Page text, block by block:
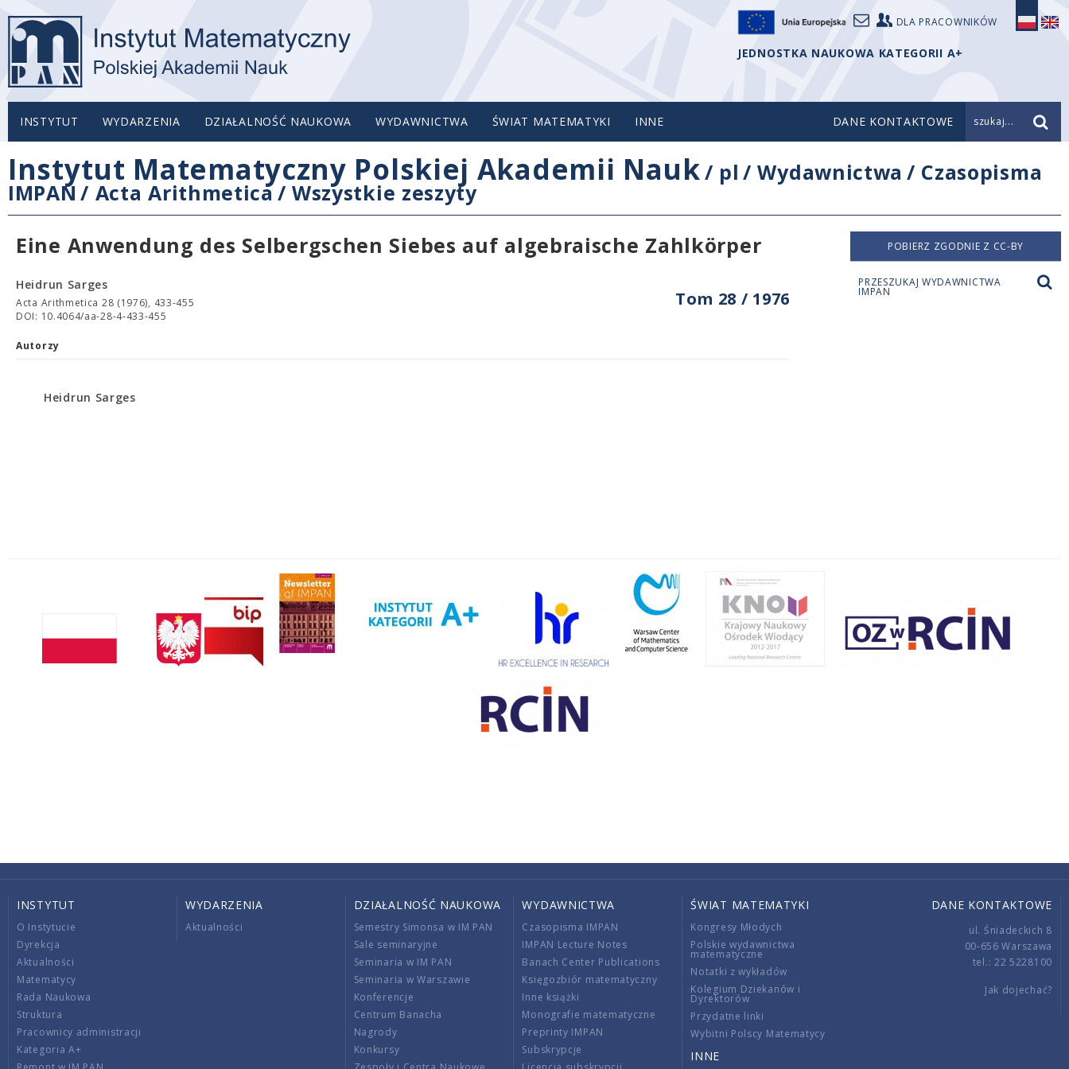
DLA PRACOWNIKÓW
JEDNOSTKA NAUKOWA KATEGORII A+
INSTYTUT WYDARZENIA DZIAŁALNOŚĆ NAUKOWA WYDAWNICTWA ŚWIAT MATEMATYKI INNE DANE KONTAKTOWE szukaj...
Instytut Matematyczny Polskiej Akademii Nauk/ pl /Wydawnictwa / Czasopisma
IMPAN / Acta Arithmetica/ Wszystkie zeszyty
Eine Anwendung des Selbergschen Siebes auf algebraische Zahlkörper
Tom 28 / 1976
Heidrun Sarges
Acta Arithmetica 28 (1976), 433-455
DOI: 10.4064/aa-28-4-433-455
Autorzy
Heidrun Sarges
POBIERZ ZGODNIE Z CC-BY
PRZESZUKAJ WYDAWNICTWA
IMPAN
INSTYTUT
O Instytucie
Dyrekcja
Aktualności
Matematycy
Rada Naukowa
Struktura
Pracownicy administracji
Kategoria A+
WYDARZENIA
Aktualności
DZIAŁALNOŚĆ NAUKOWA
Semestry Simonsa w IM PAN
Sale seminaryjne
Seminaria w IM PAN
Seminaria w Warszawie
Konferencje
Centrum Banacha
Nagrody
Konkursy
WYDAWNICTWA
Czasopisma IMPAN
IMPAN Lecture Notes
Banach Center Publications
Księgozbiór matematyczny
Inne książki
Monografie matematyczne
Preprinty IMPAN
Subskrypcje
ŚWIAT MATEMATYKI
Kongresy Młodych
Polskie wydawnictwa
matematyczne
Notatki z wykładów
Kolegium Dziekanów i
Dyrektorów
Przydatne linki
Wybitni Polscy Matematycy
INNE
DANE KONTAKTOWE
ul. Śniadeckich 8
00-656 Warszawa
tel.: 22 5228100
Jak dojechać?